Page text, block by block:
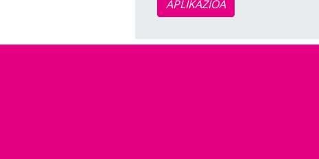
APLIKAZIOA